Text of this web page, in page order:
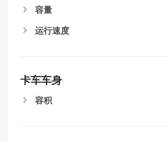
容量
运行速度
卡车车身
容积